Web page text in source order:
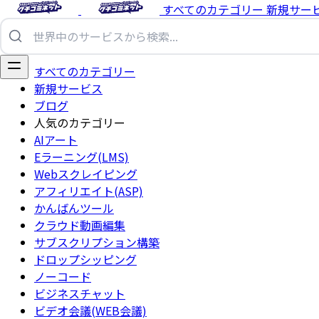
すべてのカテゴリー 新規サー
すべてのカテゴリー
新規サービス
ブログ
人気のカテゴリー
AIアート
Eラーニング(LMS)
Webスクレイピング
アフィリエイト(ASP)
かんばんツール
クラウド動画編集
サブスクリプション構築
ドロップシッピング
ノーコード
ビジネスチャット
ビデオ会議(WEB会議)